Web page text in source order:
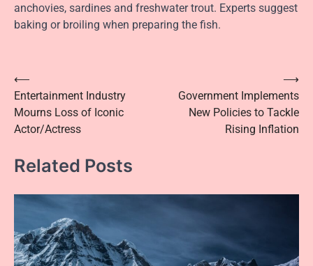
anchovies, sardines and freshwater trout. Experts suggest
baking or broiling when preparing the fish.
Post
navigation
⟵
Entertainment Industry
Mourns Loss of Iconic
Actor/Actress
Government Implements
New Policies to Tackle
Rising Inflation
⟶
Related Posts